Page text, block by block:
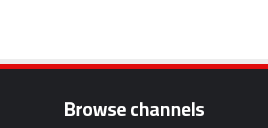
Browse channels